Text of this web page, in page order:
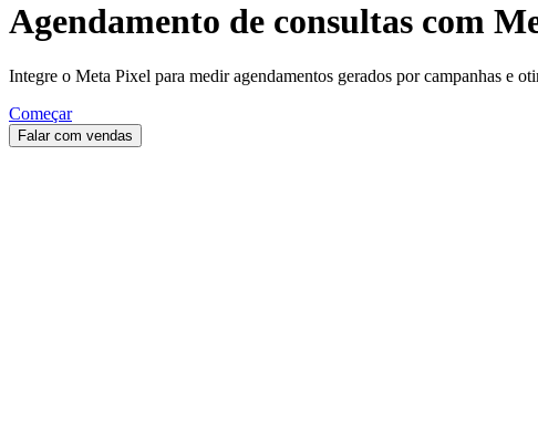
Agendamento de consultas com
Integre o Meta Pixel para medir agendamentos gerados por campanhas e
Começar
Falar com vendas